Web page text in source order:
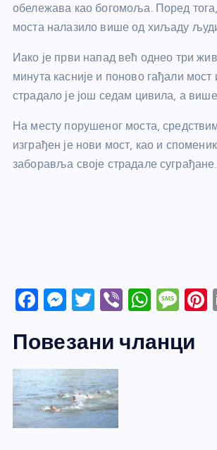
обележава као богомоља. Поред
моста налазило више од хиљаду
Иако је први напад већ однео три
минута касније и поново гађали
страдало је још седам цивила, а
На месту порушеног моста,
изграђен је нови мост, као и
заборавља своје страдале суграђане.
F
c
e
b
o
o
M
ss
e
n
g
er
T
itt
er
Vi
er
W
at
M
ss
Повезани чланци